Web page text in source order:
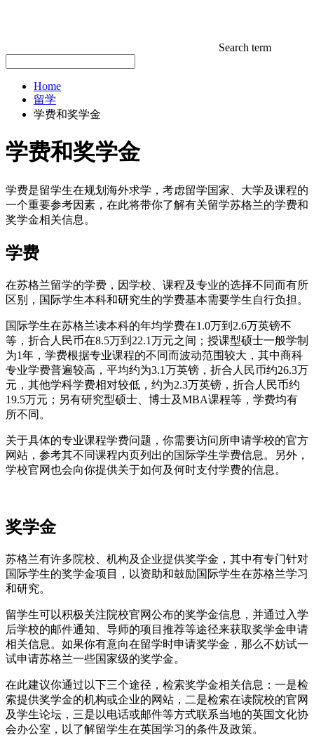
Search term
Home
留学
学费和奖学金
学费和奖学金
学费是留学生在规划海外求学，考虑留学国家、大学及课程的
一个重要参考因素，在此将带你了解有关留学苏格兰的学费和
奖学金相关信息。
学费
在苏格兰留学的学费，因学校、课程及专业的选择不同而有所
区别，国际学生本科和研究生的学费基本需要学生自行负担。
国际学生在苏格兰读本科的年均学费在1.0万到2.6万英镑不
等，折合人民币在8.5万到22.1万元之间；授课型硕士一般学制
为1年，学费根据专业课程的不同而波动范围较大，其中商科
专业学费普遍较高，平均约为3.1万英镑，折合人民币约26.3万
元，其他学科学费相对较低，约为2.3万英镑，折合人民币约
19.5万元；另有研究型硕士、博士及MBA课程等，学费均有
所不同。
关于具体的专业课程学费问题，你需要访问所申请学校的官方
网站，参考其不同课程内页列出的国际学生学费信息。另外，
学校官网也会向你提供关于如何及何时支付学费的信息。
奖学金
苏格兰有许多院校、机构及企业提供奖学金，其中有专门针对
国际学生的奖学金项目，以资助和鼓励国际学生在苏格兰学习
和研究。
留学生可以积极关注院校官网公布的奖学金信息，并通过入学
后学校的邮件通知、导师的项目推荐等途径来获取奖学金申请
相关信息。如果你有意向在留学时申请奖学金，那么不妨试一
试申请苏格兰一些国家级的奖学金。
在此建议你通过以下三个途径，检索奖学金相关信息：一是检
索提供奖学金的机构或企业的网站，二是检索在读院校的官网
及学生论坛，三是以电话或邮件等方式联系当地的英国文化协
会办公室，以了解留学生在英国学习的条件及政策。